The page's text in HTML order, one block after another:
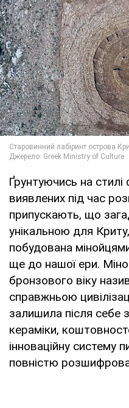
Ґрунтуючись на стилі
виявлених під час
припускають, що
унікальною для
побудована
ще до нашої ери.
бронзового віку
справжньою
залишила після себе
кераміки,
інноваційну систему
повністю